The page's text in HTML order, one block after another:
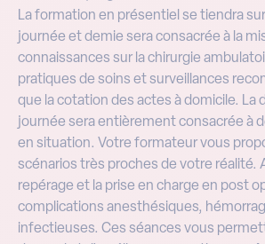
journée et demie sera consacrée à la
connaissances sur la chirurgie
pratiques de soins et surveillances
que la cotation des actes à domicile. La
journée sera entièrement consacrée à
en situation. Votre formateur vous
scénarios très proches de votre réalité.
repérage et la prise en charge en post
complications anesthésiques,
infectieuses. Ces séances vous
du recul et d’améliorer vos pratiques